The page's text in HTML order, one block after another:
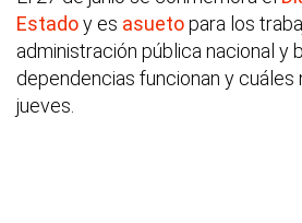
Estadoy es asuetopara los
administración pública nacional y
dependencias funcionan y cuáles
jueves.